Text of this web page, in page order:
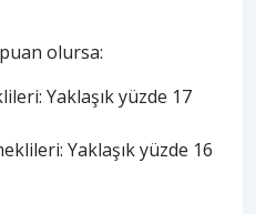
olursa:
Yaklaşık yüzde 17
Yaklaşık yüzde 16